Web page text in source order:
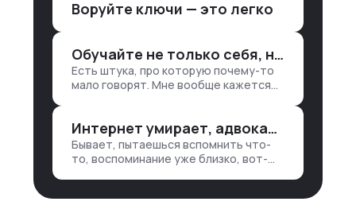
Объясню в разрезе нашей
лет 15 назад, нужно было:
1. Собирать данные в одну базу и
разгребать их оттуда вручную:
проекту — все ручками
Воруйте ключи — это легко
Обучайте не только себя, но и клиентов
Есть штука, про которую почему-то
мало говорят. Мне вообще кажется
стороны. Ты что-то хватаешь у
клиента: е…
Интернет умирает, адвокаты и судьи в растерянности, а я хочу песню
Бывает, пытаешься вспомнить что-
то, воспоминание уже близко, вот-
днями. А то и неделями, если сильно